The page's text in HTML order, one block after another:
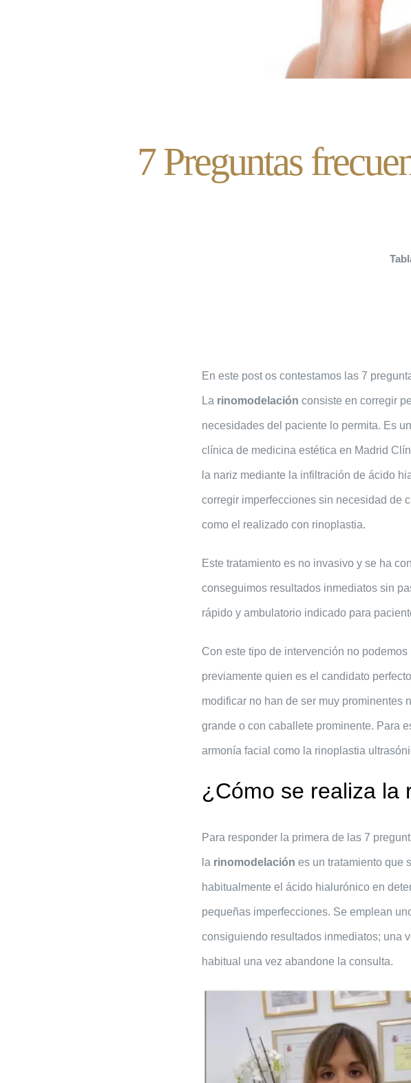
7 Preguntas
En este post os contestamos las 7
La rinomodelación consiste en corregir
necesidades del paciente lo permita. Es
clínica de medicina estética en Madrid
la nariz mediante la infiltración de ácido
corregir imperfecciones sin necesidad de
como el realizado con rinoplastia.
Este tratamiento es no invasivo y se ha
conseguimos resultados inmediatos sin
rápido y ambulatorio indicado para
Con este tipo de intervención no
previamente quien es el candidato
modificar no han de ser muy prominentes
grande o con caballete prominente. Para
armonía facial como la rinoplastia
¿Cómo se realiza la
Para responder la primera de las 7
la rinomodelación es un tratamiento que
habitualmente el ácido hialurónico en
pequeñas imperfecciones. Se emplean
consiguiendo resultados inmediatos; una
habitual una vez abandone la consulta.